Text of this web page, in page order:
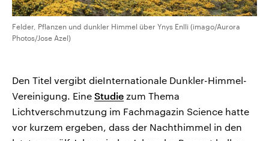
Felder, Pflanzen und dunkler Himmel über Ynys Enlli (imago/Aurora
Photos/Jose Azel)
Den Titel vergibt dieInternationale Dunkler-Himmel-
Vereinigung. Eine Studie zum Thema
Lichtverschmutzung im Fachmagazin Science hatte
vor kurzem ergeben, dass der Nachthimmel in den